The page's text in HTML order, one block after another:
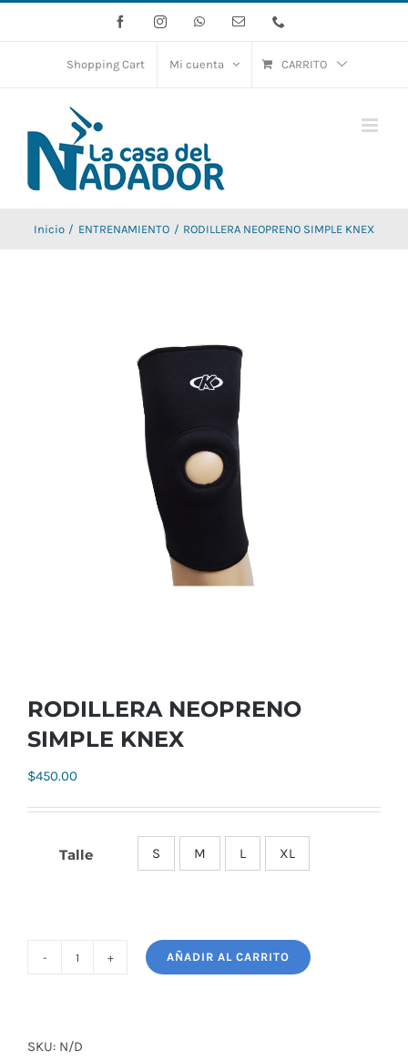
FacebookInstagramWhatsAppCorreo
Shopping Cart Mi cuenta CARRITO
Inicio ENTRENAMIENTO RODILLERA NEOPRENO SIMPLE KNEX
RODILLERA NEOPRENO
SIMPLE KNEX
$450.00
Talle S M L XL
KNEX
AÑADIR AL CARRITO
SKU: N/D